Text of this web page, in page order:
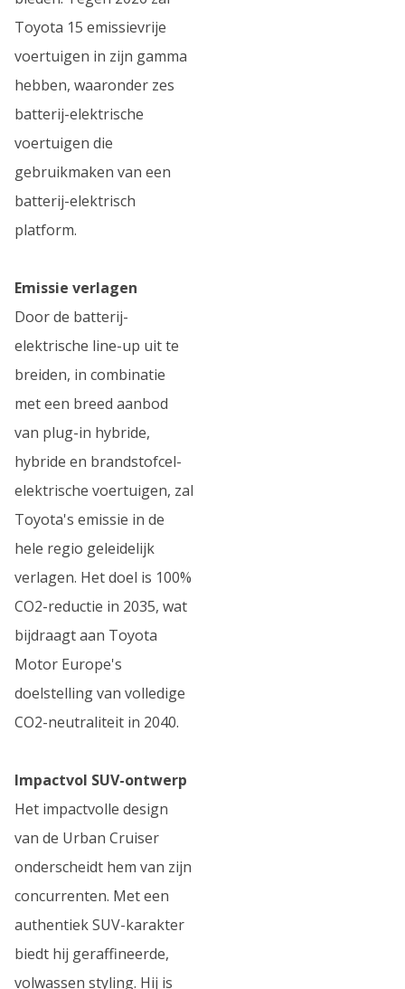
Toyota 15 emissievrije
voertuigen in zijn gamma
hebben, waaronder zes
batterij-elektrische
voertuigen die
gebruikmaken van een
batterij-elektrisch
platform.
Emissie verlagen
Door de batterij-
elektrische line-up uit te
breiden, in combinatie
met een breed aanbod
van plug-in hybride,
hybride en brandstofcel-
elektrische voertuigen, zal
Toyota's emissie in de
hele regio geleidelijk
verlagen. Het doel is 100%
CO2-reductie in 2035, wat
bijdraagt aan Toyota
Motor Europe's
doelstelling van volledige
CO2-neutraliteit in 2040.
Impactvol SUV-ontwerp
Het impactvolle design
van de Urban Cruiser
onderscheidt hem van zijn
concurrenten. Met een
authentiek SUV-karakter
biedt hij geraffineerde,
volwassen styling. Hij is